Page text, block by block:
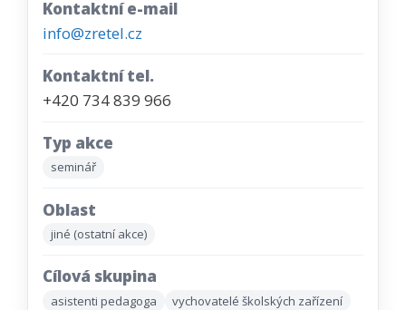
Kontaktní e-mail
info@zretel.cz
Kontaktní tel.
+420 734 839 966
Typ akce
seminář
Oblast
jiné (ostatní akce)
Cílová skupina
asistenti pedagoga
vychovatelé školských zařízení